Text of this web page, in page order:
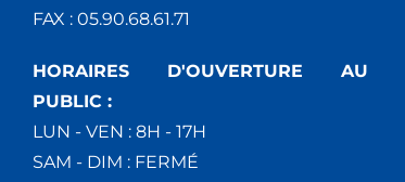
FAX : 05.90.68.61.71
HORAIRES D'OUVERTURE AU
PUBLIC :
LUN - VEN : 8H - 17H
SAM - DIM : FERMÉ